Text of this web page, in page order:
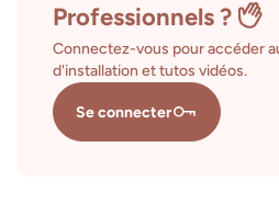
Professionnels ?
Connectez-vous pour accéder
d'installation et tutos vidéos.
Se connecter